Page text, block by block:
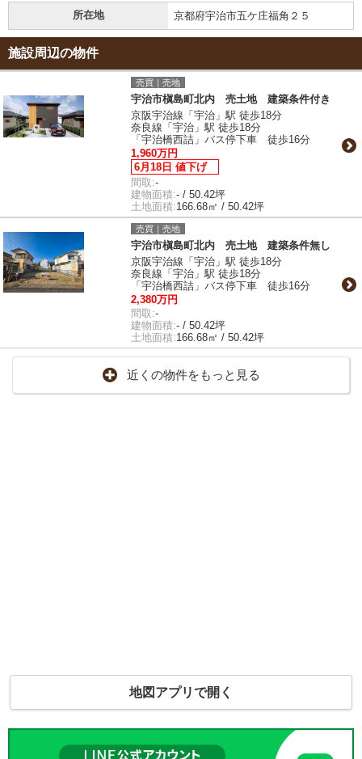
所在地 京都府宇治市五ケ庄福角２５
施設周辺の物件
売買｜売地
宇治市槇島町北内 売土地 建築条件付き
京阪宇治線「宇治」駅 徒歩18分
奈良線「宇治」駅 徒歩18分
「宇治橋西詰」バス停下車 徒歩16分
1,960万円
6月18日 値下げ
間取:-
建物面積:- / 50.42坪
土地面積:166.68㎡ / 50.42坪
売買｜売地
宇治市槇島町北内 売土地 建築条件無し
京阪宇治線「宇治」駅 徒歩18分
奈良線「宇治」駅 徒歩18分
「宇治橋西詰」バス停下車 徒歩16分
2,380万円
間取:-
建物面積:- / 50.42坪
土地面積:166.68㎡ / 50.42坪
近くの物件をもっと見る
地図アプリで開く